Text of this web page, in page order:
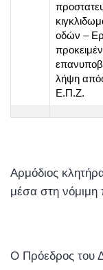
οδών –
λήψη
Ε.Π.Ζ.
Αρμόδιος
μέσα στη νόμιμη
Ο Πρόεδρος του